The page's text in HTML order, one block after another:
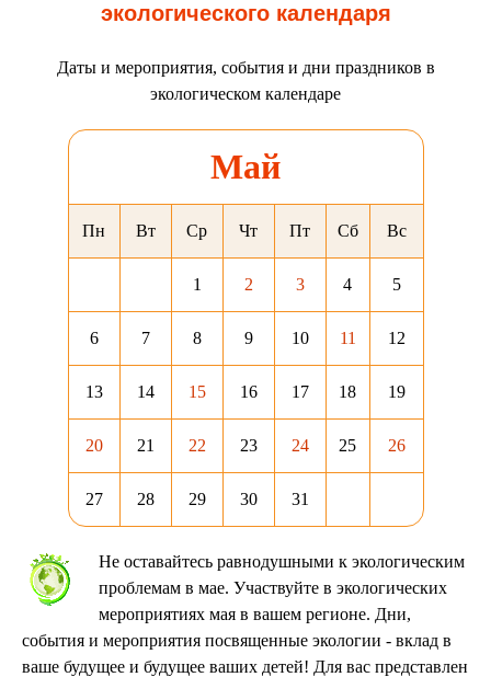
экологического календаря
Даты и мероприятия, события и дни праздников в
экологическом календаре
Май
Пн Вт Ср Чт Пт Сб Вс
1 2 3 4 5
6 7 8 9 10 11 12
13 14 15 16 17 18 19
20 21 22 23 24 25 26
27 28 29 30 31
Не оставайтесь равнодушными к экологическим
проблемам в мае. Участвуйте в экологических
мероприятиях мая в вашем регионе. Дни,
события и мероприятия посвященные экологии - вклад в
ваше будущее и будущее ваших детей! Для вас представлен